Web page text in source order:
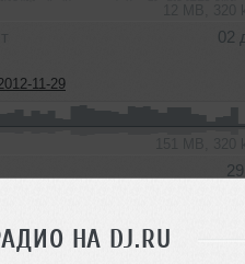
НА DJ.RU
02
11-29